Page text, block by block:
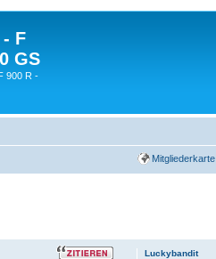
- F
GS
900 R -
Mitgliederkarte
Luckybandit